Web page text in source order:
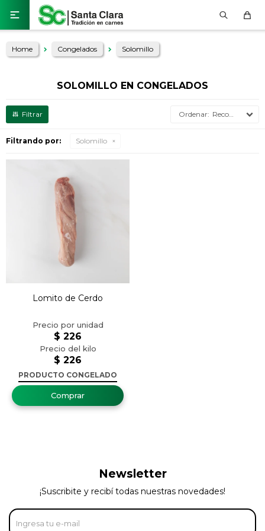

Home Congelados Solomillo
SOLOMILLO EN CONGELADOS
Recomendados
Filtrando por: Solomillo
Lomito de Cerdo
$ 226
$ 226
PRODUCTO CONGELADO
Newsletter
¡Suscribite y recibí todas nuestras novedades!